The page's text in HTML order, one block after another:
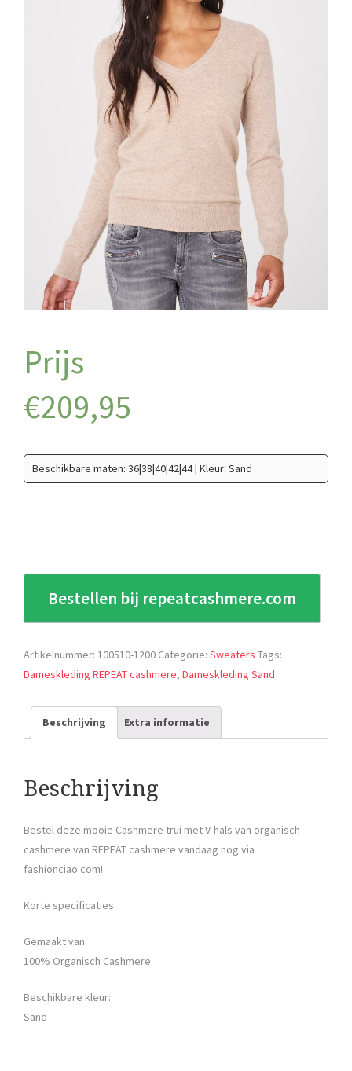
€209,95
Beschikbare maten: 36|38|40|42|44 | Kleur: Sand
Bestellen bij repeatcashmere.com
Artikelnummer: 100510-1200 Categorie: Sweaters Tags:
Dameskleding REPEAT cashmere, Dameskleding Sand
Beschrijving Extra informatie
Beschrijving
Bestel deze mooie Cashmere trui met V-hals van organisch
cashmere van REPEAT cashmere vandaag nog via
fashionciao.com!
Korte specificaties:
Gemaakt van:
100% Organisch Cashmere
Beschikbare kleur:
Sand